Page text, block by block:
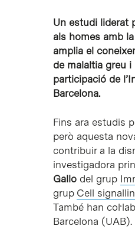
Un estudi liderat
als homes amb
amplia el
de malaltia greu
participació de
Barcelona.
Fins ara estudis
però aquesta
contribuir a la
investigadora
Gallo del grup
grup Cell
També han
Barcelona (UAB).